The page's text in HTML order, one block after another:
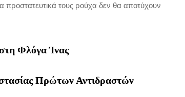
προστατευτικά τους ρούχα δεν θα αποτύχουν
Φλόγα Ίνας
Πρώτων Αντιδραστών